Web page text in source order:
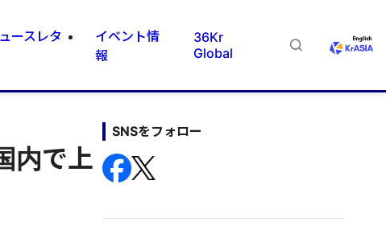
ースレタ
イベント情
報
36Kr
Global
内で上
SNSをフォロー